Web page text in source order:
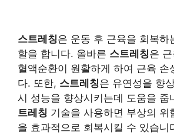
스트레칭은 운동 후 근육을 회복하
할을 합니다. 올바른 스트레칭은
혈액순환이 원활하게 하여 근육 손
다. 또한, 스트레칭은 유연성을 향
시 성능을 향상시키는데 도움을 줍
트레칭 기술을 사용하면 부상의 위
을 효과적으로 회복시킬 수 있습니